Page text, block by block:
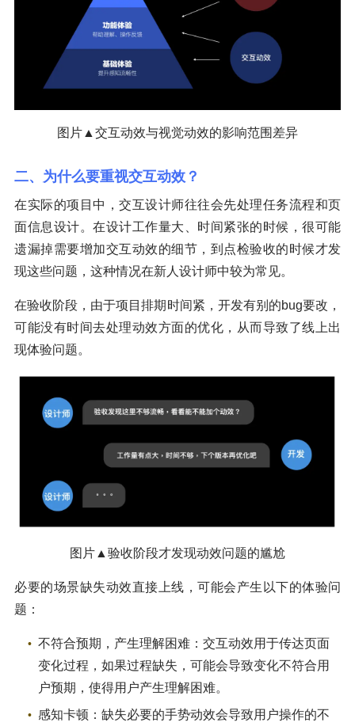
图片▲交互动效与视觉动效的影响范围差异
二、为什么要重视交互动效？
在实际的项目中，交互设计师往往会先处理任务流程和页
面信息设计。在设计工作量大、时间紧张的时候，很可能
遗漏掉需要增加交互动效的细节，到点检验收的时候才发
现这些问题，这种情况在新人设计师中较为常见。
在验收阶段，由于项目排期时间紧，开发有别的bug要改，
可能没有时间去处理动效方面的优化，从而导致了线上出
现体验问题。
图片▲验收阶段才发现动效问题的尴尬
必要的场景缺失动效直接上线，可能会产生以下的体验问
题：
不符合预期，产生理解困难：交互动效用于传达页面
变化过程，如果过程缺失，可能会导致变化不符合用
户预期，使得用户产生理解困难。
感知卡顿：缺失必要的手势动效会导致用户操作的不